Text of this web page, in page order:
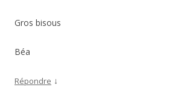
Gros bisous
Béa
Répondre ↓